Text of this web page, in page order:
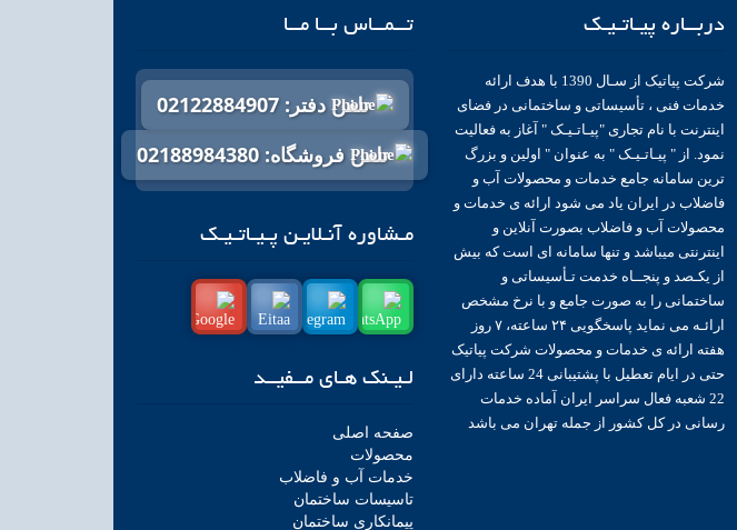
دربــاره پیـاتـیـک
شرکت پیاتیک از سـال 1390 با هدف ارائه
خدمات فنی ، تأسیساتی و ساختمانی در فضای
اینترنت با نام تجاری "پیـاتـیـک " آغاز به فعالیت
نمود. از " پیـاتـیـک " به عنوان " اولین و بزرگ
ترین سامانه جامع خدمات و محصولات آب و
فاضلاب در ایران یاد می شود ارائه ی خدمات و
محصولات آب و فاضلاب بصورت آنلاین و
اینترنتی میباشد و تنها سامانه ای است که بیش
از یکـصد و پنجــاه خدمت تـأسیساتی و
ساختمانی را به صورت جامع و با نرخ مشخص
ارائـه می نماید پاسخگویی ۲۴ ساعته، ٧ روز
هفته ارائه ی خدمات و محصولات شرکت پیاتیک
حتی در ایام تعطیل با پشتیبانی 24 ساعته دارای
22 شعبه فعال سراسر ایران آماده خدمات
رسانی در کل کشور از جمله تهران می باشد
تــمــاس بــا مــا
تلفن دفتر: 02122884907
تلفن فروشگاه: 02188984380
مـشاوره آنـلایـن پـیـاتـیـک
لـیـنک هـای مــفیــد
صفحه اصلی
محصولات
خدمات آب و فاضلاب
تاسیسات ساختمان
پیمانکاری ساختمان